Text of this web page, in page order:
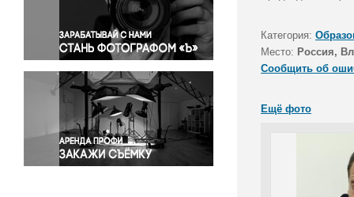
Правосудие
Происшествия и конфликты
Религия
Светская жизнь
Спорт
Экология
Экономика и бизнес
Категория:
Место: Россия,
Сообщить об
Ещё фото